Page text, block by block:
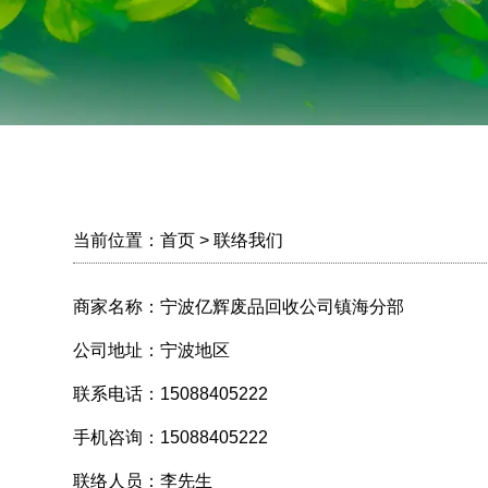
当前位置：首页 > 联络我们
商家名称：宁波亿辉废品回收公司镇海分部
公司地址：宁波地区
联系电话： 15088405222
手机咨询： 15088405222
联络人员：李先生